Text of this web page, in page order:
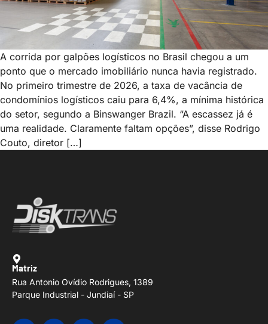
A corrida por galpões logísticos no Brasil chegou a um
ponto que o mercado imobiliário nunca havia registrado.
No primeiro trimestre de 2026, a taxa de vacância de
condomínios logísticos caiu para 6,4%, a mínima histórica
do setor, segundo a Binswanger Brazil. “A escassez já é
uma realidade. Claramente faltam opções”, disse Rodrigo
Couto, diretor […]
Matriz
Rua Antonio Ovídio Rodrigues, 1389
Parque Industrial - Jundiaí - SP